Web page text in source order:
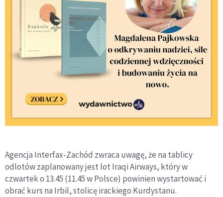
Agencja Interfax-Zachód zwraca uwagę, że na tablicy
odlotów zaplanowany jest lot Iraqi Airways, który w
czwartek o 13.45 (11.45 w Polsce) powinien wystartować i
obrać kurs na Irbil, stolicę irackiego Kurdystanu.